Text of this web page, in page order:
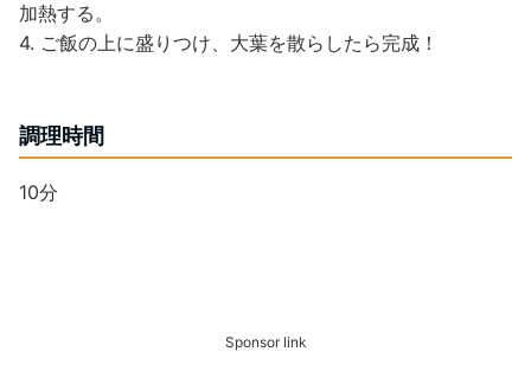
加熱する。
4. ご飯の上に盛りつけ、大葉を散らしたら完成！
調理時間
10分
Sponsor link